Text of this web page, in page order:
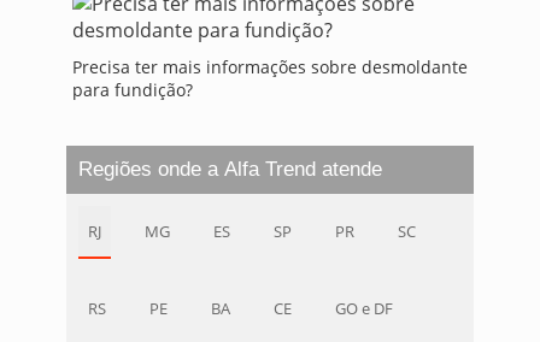
Precisa ter mais informações sobre desmoldante
para fundição?
Regiões onde a Alfa Trend atende
RJ MG ES SP PR SC
RS PE BA CE GO e DF